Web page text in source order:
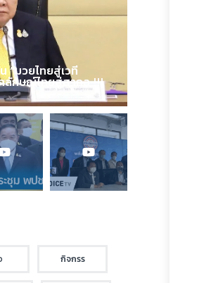
“มวยไทยสู่เวที
ลักษณ์ไทยสู่สากล !!!
กิจกรร